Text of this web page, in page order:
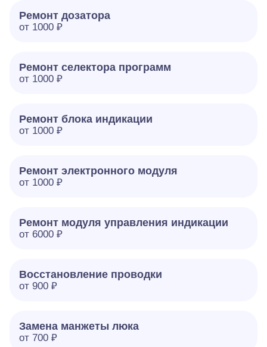
Ремонт дозатора
от 1000 ₽
Ремонт селектора программ
от 1000 ₽
Ремонт блока индикации
от 1000 ₽
Ремонт электронного модуля
от 1000 ₽
Ремонт модуля управления индикации
от 6000 ₽
Восстановление проводки
от 900 ₽
Замена манжеты люка
от 700 ₽